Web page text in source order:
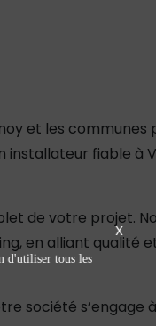
et les communes
installateur fiable à
de votre projet.
en alliant qualité
société s’engage
X
d'utiliser tous les